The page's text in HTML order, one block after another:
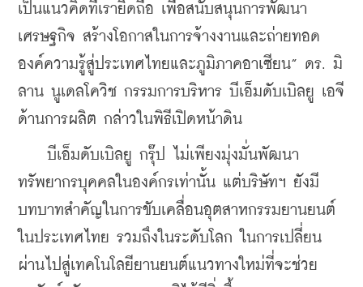
เป็นแนวคิดที่เรายึดถือ เพื่อสนับสนุนการพัฒนา
เศรษฐกิจ สร้างโอกาสในการจ้างงานและถ่ายทอด
องค์ความรู้สู่ประเทศไทยและภูมิภาคอาเซียน” ดร. มิ
ลาน นูเดลโควิช กรรมการบริหาร บีเอ็มดับเบิลยู เอจี
ด้านการผลิต กล่าวในพิธีเปิดหน้าดิน
บีเอ็มดับเบิลยู กรุ๊ป ไม่เพียงมุ่งมั่นพัฒนา
ทรัพยากรบุคคลในองค์กรเท่านั้น แต่บริษัทฯ ยังมี
บทบาทสำคัญในการขับเคลื่อนอุตสาหกรรมยานยนต์
ในประเทศไทย รวมถึงในระดับโลก ในการเปลี่ยน
ผ่านไปสู่เทคโนโลยียานยนต์แนวทางใหม่ที่จะช่วย